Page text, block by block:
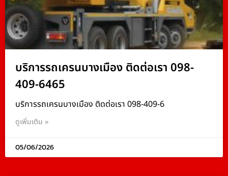
บริการรถเครนบางเมือง ติดต่อเรา 098-
409-6465
บริการรถเครนบางเมือง ติดต่อเรา 098-409-6
ดูเพิ่มเติม »
05/06/2026